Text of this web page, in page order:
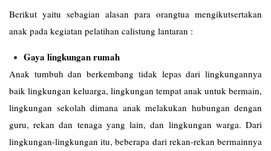
Berikut yaitu sebagian alasan para orangtua mengikutsertakan
anak pada kegiatan pelatihan calistung lantaran :
Gaya lingkungan rumah
Anak tumbuh dan berkembang tidak lepas dari lingkungannya
baik lingkungan keluarga, lingkungan tempat anak untuk bermain,
lingkungan sekolah dimana anak melakukan hubungan dengan
guru, rekan dan tenaga yang lain, dan lingkungan warga. Dari
lingkungan-lingkungan itu, beberapa dari rekan-rekan bermainnya